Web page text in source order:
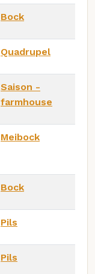
Bock
Quadrupel
Saison -
farmhouse
Meibock
Bock
Pils
Pils